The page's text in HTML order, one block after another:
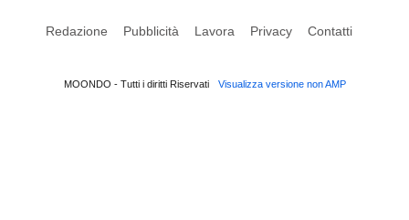
Redazione Pubblicità Lavora Privacy Contatti
MOONDO - Tutti i diritti Riservati Visualizza versione non AMP